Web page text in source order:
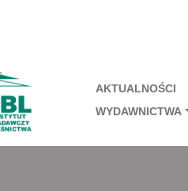
AKTUALNOŚCI
WYDAWNICTWA